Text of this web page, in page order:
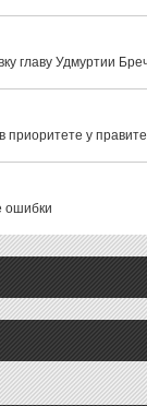
главу Удмуртии
приоритете у
ошибки